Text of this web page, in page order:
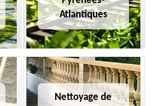
Atlantiques
Nettoyage de